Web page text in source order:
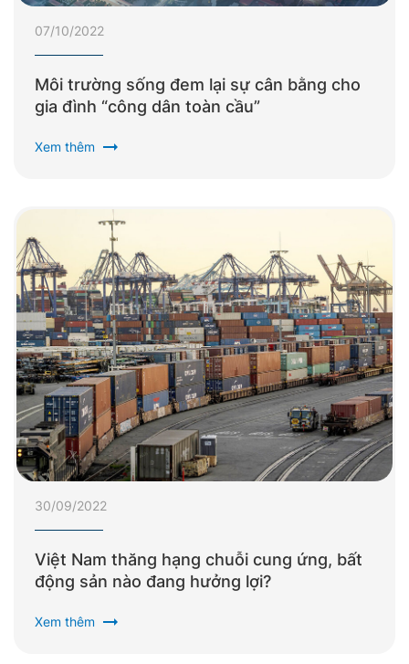
07/10/2022
Môi trường sống đem lại sự cân bằng cho
gia đình “công dân toàn cầu”
Xem thêm arrow_right_alt
30/09/2022
Việt Nam thăng hạng chuỗi cung ứng, bất
động sản nào đang hưởng lợi?
Xem thêm arrow_right_alt